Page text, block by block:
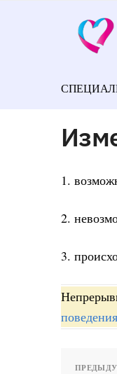
1.
2.
3.
поведения